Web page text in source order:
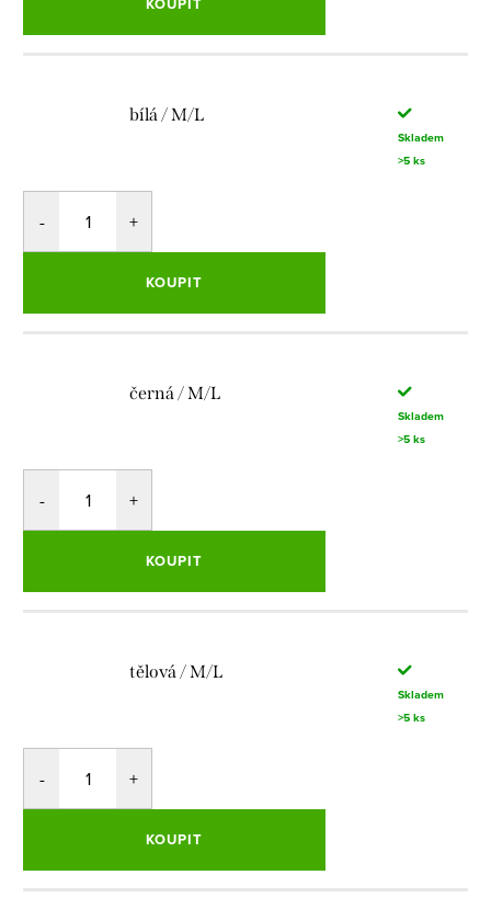
bílá / M/L
Skladem
>5 ks
KOUPIT
černá / M/L
Skladem
>5 ks
KOUPIT
tělová / M/L
Skladem
>5 ks
KOUPIT